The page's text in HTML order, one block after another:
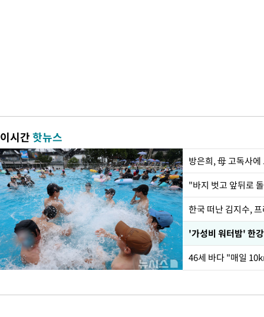
이시간핫뉴스
방은희, 母 고독사
한국 떠난 김지수,